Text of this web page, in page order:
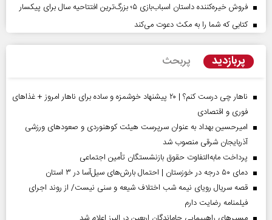
فروش خیره‌کننده داستان اسباب‌بازی ۵؛ بزرگ‌ترین افتتاحیه سال برای پیکسار
کتابی که شما را به مکث دعوت می‌کند
پربازدید پربحث
ناهار چی درست کنم؟ | ۲۰ پیشنهاد خوشمزه و ساده برای ناهار امروز + غذاهای
فوری و اقتصادی
امیرحسین بهداد به عنوان سرپرست هیئت کوهنوردی و صعودهای ورزشی
آذربایجان شرقی منصوب شد
پرداخت مابه‌التفاوت حقوق بازنشستگان تأمین اجتماعی
دمای ۵۰ درجه در خوزستان | احتمال بارش‌های سیل‌آسا در ۳ استان
قصه سریال رویای نیمه شب اختلاف شیعه و سنی نیست/ از روند اجرای
فیلمنامه رضایت دارم